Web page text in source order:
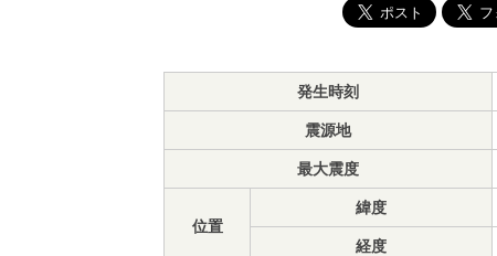
発生時刻
震源地
最大震度
位置
緯度
経度